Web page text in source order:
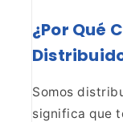
¿Por Qué
Somos
significa que